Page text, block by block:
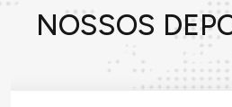
NOSSOS